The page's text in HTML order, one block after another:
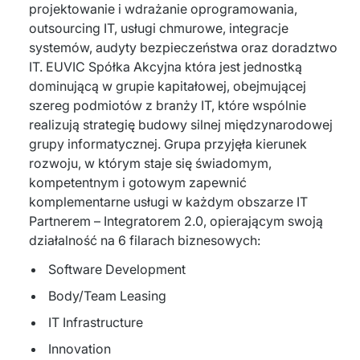
Staff Augumentation
Infrastruktura IT
Audyty i doradztwo
Managed IT & Outsourcing
Migracje i wdrożenia
Serwis IT i AGD
↳ Serwis RTV i AGD
Dystrybucja i Produkty
PRODUKTY
projektowanie i wdrażanie oprogramowania,
outsourcing IT, usługi chmurowe, integracje
systemów, audyty bezpieczeństwa oraz doradztwo
IT. EUVIC Spółka Akcyjna która jest jednostką
dominującą w grupie kapitałowej, obejmującej
szereg podmiotów z branży IT, które wspólnie
realizują strategię budowy silnej międzynarodowej
grupy informatycznej. Grupa przyjęła kierunek
rozwoju, w którym staje się świadomym,
kompetentnym i gotowym zapewnić
komplementarne usługi w każdym obszarze IT
Partnerem – Integratorem 2.0, opierającym swoją
działalność na 6 filarach biznesowych:
Software Development
Body/Team Leasing
IT Infrastructure
Innovation